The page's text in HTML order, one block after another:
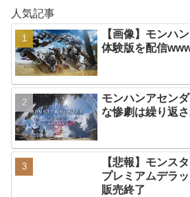
【画像】モンハンワイルズさん、今更
wwwwww
【朗報】カプコン「デジタル販売が
大きな影響は想定していない」 NEW!
【ガークリ】正統派だけど、デッッッ
ラファエ口、セッシュウへの反応！！！
みい山作者「ホストクラブの客は、み
か」 NEW!
Powered by livedoor 相互RSS
人気記事
【画像】モンハ
体験版を配信
モンハンアセン
な惨劇は繰り返
【悲報】モンス
プレミアムデラ
販売終了